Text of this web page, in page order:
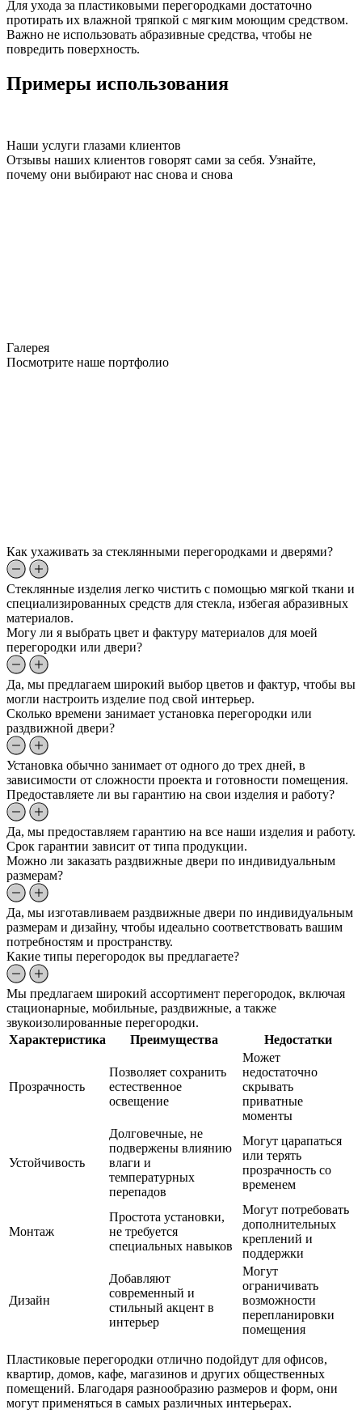
Для ухода за пластиковыми перегородками достаточно
протирать их влажной тряпкой с мягким моющим средством.
Важно не использовать абразивные средства, чтобы не
повредить поверхность.
Примеры использования
Наши услуги глазами клиентов
Отзывы наших клиентов говорят сами за себя. Узнайте,
почему они выбирают нас снова и снова
Галерея
Посмотрите наше портфолио
Как ухаживать за стеклянными перегородками и дверями?
Стеклянные изделия легко чистить с помощью мягкой ткани и
специализированных средств для стекла, избегая абразивных
материалов.
Могу ли я выбрать цвет и фактуру материалов для моей
перегородки или двери?
Да, мы предлагаем широкий выбор цветов и фактур, чтобы вы
могли настроить изделие под свой интерьер.
Сколько времени занимает установка перегородки или
раздвижной двери?
Установка обычно занимает от одного до трех дней, в
зависимости от сложности проекта и готовности помещения.
Предоставляете ли вы гарантию на свои изделия и работу?
Да, мы предоставляем гарантию на все наши изделия и работу.
Срок гарантии зависит от типа продукции.
Можно ли заказать раздвижные двери по индивидуальным
размерам?
Да, мы изготавливаем раздвижные двери по индивидуальным
размерам и дизайну, чтобы идеально соответствовать вашим
потребностям и пространству.
Какие типы перегородок вы предлагаете?
Мы предлагаем широкий ассортимент перегородок, включая
стационарные, мобильные, раздвижные, а также
звукоизолированные перегородки.
Характеристика
Преимущества Недостатки
Прозрачность
Позволяет сохранить
естественное
освещение
Может
недостаточно
скрывать
приватные
моменты
Устойчивость
Долговечные, не
подвержены влиянию
влаги и
температурных
перепадов
Могут царапаться
или терять
прозрачность со
временем
Монтаж
Простота установки,
не требуется
специальных навыков
Могут потребовать
дополнительных
креплений и
поддержки
Дизайн
Добавляют
современный и
стильный акцент в
интерьер
Могут
ограничивать
возможности
перепланировки
помещения
Пластиковые перегородки отлично подойдут для офисов,
квартир, домов, кафе, магазинов и других общественных
помещений. Благодаря разнообразию размеров и форм, они
могут применяться в самых различных интерьерах.